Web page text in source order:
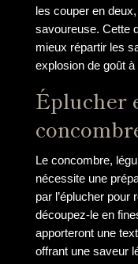
les couper en
savoureuse. Cette
mieux répartir les
explosion de goût
Éplucher
Le concombre,
nécessite une
par l’éplucher pour
découpez-le en
apporteront une
offrant une saveur